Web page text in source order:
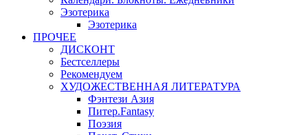
Эзотерика
Эзотерика
ПРОЧЕЕ
ДИСКОНТ
Бестселлеры
Рекомендуем
ХУДОЖЕСТВЕННАЯ ЛИТЕРАТУРА
Фэнтези Азия
Питер.Fantasy
Поэзия